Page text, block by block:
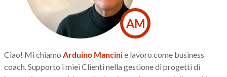
AM
Ciao! Mi chiamoArduino Mancinie lavoro come business
coach. Supporto i miei Clienti nella gestione di progetti di